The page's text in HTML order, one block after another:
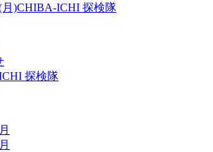
月)CHIBA-ICHI 探検隊
探検隊